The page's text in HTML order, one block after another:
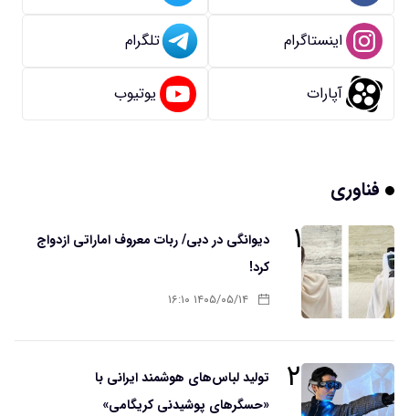
اینستاگرام تلگرام
آپارات یوتیوب
فناوری
۱
دیوانگی در دبی/ ربات معروف اماراتی ازدواج
کرد!
۱۴۰۵/۰۵/۱۴ ۱۶:۱۰
۲
تولید لباس‌های هوشمند ایرانی با
«حسگرهای پوشیدنی کریگامی»